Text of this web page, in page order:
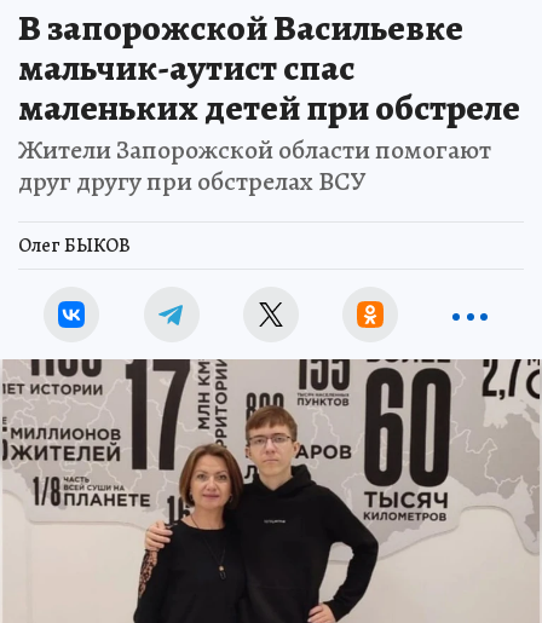
В запорожской Васильевке
мальчик-аутист спас
маленьких детей при обстреле
Жители Запорожской области помогают
друг другу при обстрелах ВСУ
Олег БЫКОВ